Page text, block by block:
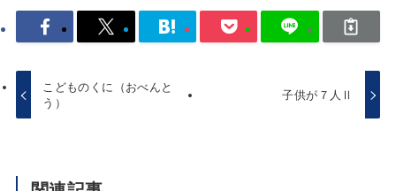
こどものくに（おべんと
う）
子供が７人Ⅱ